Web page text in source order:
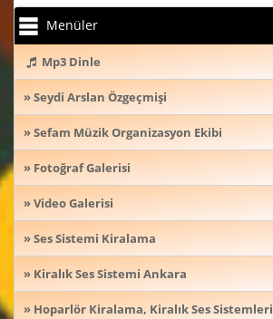
Menüler
Mp3 Dinle
» Seydi Arslan Özgeçmişi
» Sefam Müzik Organizasyon Ekibi
» Fotoğraf Galerisi
» Video Galerisi
» Ses Sistemi Kiralama
» Kiralık Ses Sistemi Ankara
» Hoparlör Kiralama, Kiralık Ses Sistemleri